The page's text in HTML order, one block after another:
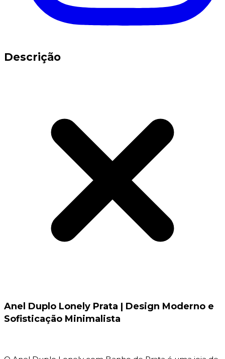
Descrição
Anel Duplo Lonely Prata | Design Moderno e
Sofisticação Minimalista